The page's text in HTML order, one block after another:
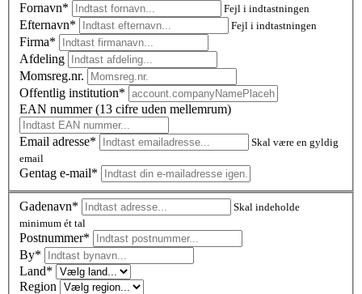
Fornavn* Fejl i indtastningen
Efternavn* Fejl i indtastningen
Firma*
Afdeling
Momsreg.nr.
Offentlig institution*
EAN nummer (13 cifre uden mellemrum)
Email adresse*
Skal være en gyldig
email
Gentag e-mail*
Gadenavn*
Skal indeholde
minimum ét tal
Postnummer*
By*
Land*
Region